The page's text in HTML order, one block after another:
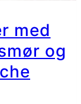
med
og